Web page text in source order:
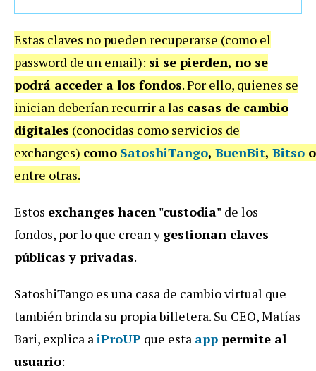
Estas claves no pueden recuperarse (como el
password de un email): si se pierden, no se
podrá acceder a los fondos. Por ello, quienes se
inician deberían recurrir a las casas de cambio
digitales (conocidas como servicios de
exchanges) como SatoshiTango, BuenBit, Bitso
entre otras.
Estos exchanges hacen "custodia" de los
fondos, por lo que crean ygestionan claves
públicas y privadas.
SatoshiTango es una casa de cambio virtual que
también brinda su propia billetera. Su CEO, Matías
Bari, explica aiProUP que esta app permite al
usuario: